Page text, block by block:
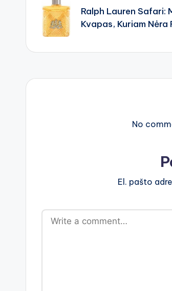
navigation
Ralph Lauren Safari:
Kvapas, Kuriam Nėra
No
El. pašto